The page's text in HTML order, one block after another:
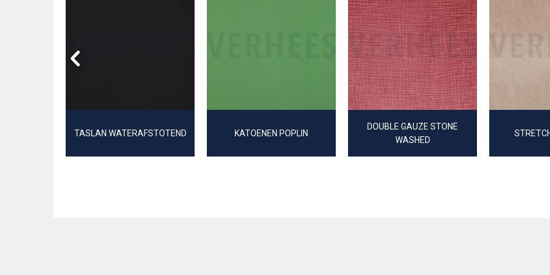
TASLAN WATERAFSTOTEND KATOENEN POPLIN
DOUBLE GAUZE STONE
WASHED